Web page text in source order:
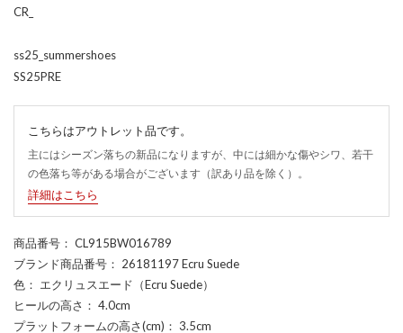
CR_
ss25_summershoes
SS25PRE
こちらはアウトレット品です。
主にはシーズン落ちの新品になりますが、中には細かな傷やシワ、若干
の色落ち等がある場合がございます（訳あり品を除く）。
詳細はこちら
商品番号 ： CL915BW016789
ブランド商品番号 ： 26181197 Ecru Suede
色 ： エクリュスエード（Ecru Suede）
ヒールの高さ ： 4.0cm
プラットフォームの高さ(cm) ： 3.5cm